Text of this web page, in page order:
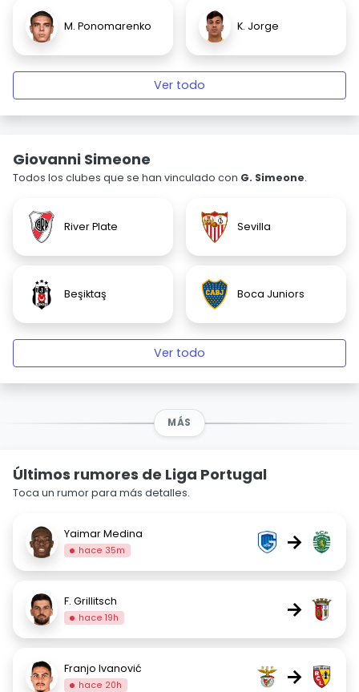
M. Ponomarenko K. Jorge
Ver todo
Giovanni Simeone
Todos los clubes que se han vinculado con G. Simeone.
River Plate Sevilla
Beşiktaş Boca Juniors
Ver todo
MÁS
Últimos rumores de Liga Portugal
Toca un rumor para más detalles.
Yaimar Medina
hace 35m →
F. Grillitsch
hace 19h →
Franjo Ivanović
hace 20h →